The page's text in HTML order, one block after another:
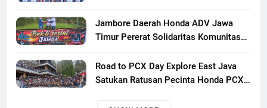
Jambore Daerah Honda ADV Jawa
Timur Pererat Solidaritas Komunitas
di Banyuwangi
Road to PCX Day Explore East Java
Satukan Ratusan Pecinta Honda PCX